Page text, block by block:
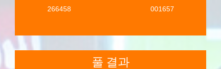
266458
001657
풀 결과